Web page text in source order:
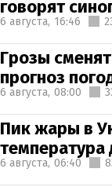
говорят
6 августа, 16:46
Грозы
прогноз
6 августа, 08:00
Пик жары в
температура
6 августа, 06:40